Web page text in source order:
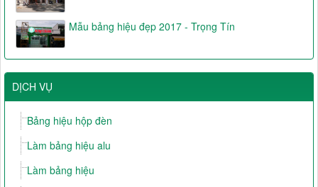
Mẫu bảng hiệu đẹp 2017 - Trọng Tín
DỊCH VỤ
Bảng hiệu hộp đèn
Làm bảng hiệu alu
Làm bảng hiệu